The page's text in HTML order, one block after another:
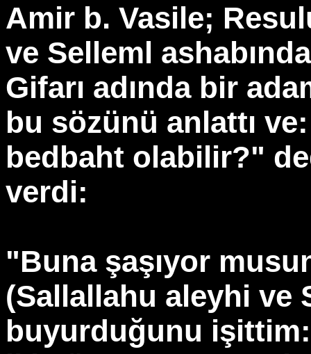
Amir b. Vasile;
ve Selleml
Gifarı adında bir
bu sözünü anlattı
bedbaht olabilir?"
verdi:
"Buna şaşıyor
(Sallallahu aleyhi ve
buyurduğunu